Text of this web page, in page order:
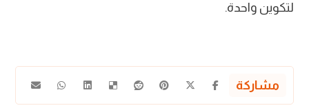
لتكوين واحدة.